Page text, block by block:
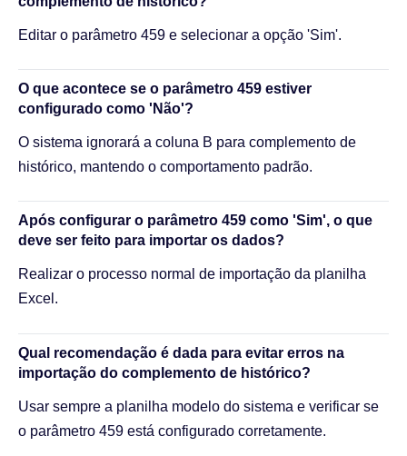
Editar o parâmetro 459 e selecionar a opção 'Sim'.
O que acontece se o parâmetro 459 estiver
configurado como 'Não'?
O sistema ignorará a coluna B para complemento de
histórico, mantendo o comportamento padrão.
Após configurar o parâmetro 459 como 'Sim', o que
deve ser feito para importar os dados?
Realizar o processo normal de importação da planilha
Excel.
Qual recomendação é dada para evitar erros na
importação do complemento de histórico?
Usar sempre a planilha modelo do sistema e verificar se
o parâmetro 459 está configurado corretamente.